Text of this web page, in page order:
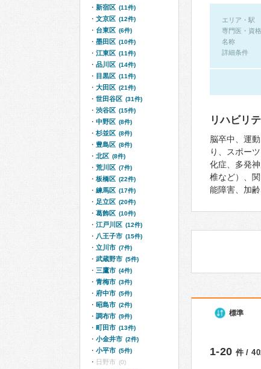
エリア・駅
専門医・資格
名称
詳細条件
リハビリ
脳卒中、運
り、スポー
化症、多発
椎など）、
能障害、加
標準
1-20 件 /
新宿区 (11件)
文京区 (12件)
台東区 (6件)
墨田区 (10件)
江東区 (11件)
品川区 (14件)
目黒区 (11件)
大田区 (21件)
世田谷区 (31件)
渋谷区 (15件)
中野区 (8件)
杉並区 (8件)
豊島区 (8件)
北区 (8件)
荒川区 (7件)
板橋区 (22件)
練馬区 (17件)
足立区 (20件)
葛飾区 (10件)
江戸川区 (12件)
八王子市 (15件)
立川市 (7件)
武蔵野市 (5件)
三鷹市 (4件)
青梅市 (3件)
府中市 (5件)
昭島市 (2件)
調布市 (9件)
町田市 (13件)
小金井市 (2件)
小平市 (5件)
日野市 (0)